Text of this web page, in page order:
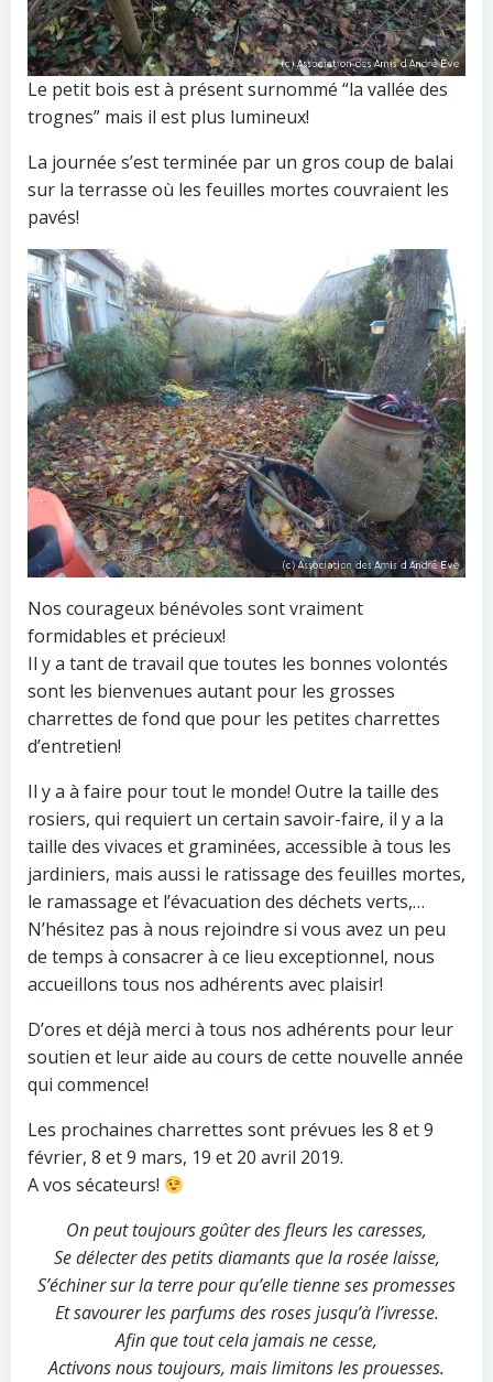
Le petit bois est à présent surnommé “la vallée des
trognes” mais il est plus lumineux!
La journée s’est terminée par un gros coup de balai
sur la terrasse où les feuilles mortes couvraient les
pavés!
Nos courageux bénévoles sont vraiment
formidables et précieux!
Il y a tant de travail que toutes les bonnes volontés
sont les bienvenues autant pour les grosses
charrettes de fond que pour les petites charrettes
d’entretien!
Il y a à faire pour tout le monde! Outre la taille des
rosiers, qui requiert un certain savoir-faire, il y a la
taille des vivaces et graminées, accessible à tous les
jardiniers, mais aussi le ratissage des feuilles mortes,
le ramassage et l’évacuation des déchets verts,…
N’hésitez pas à nous rejoindre si vous avez un peu
de temps à consacrer à ce lieu exceptionnel, nous
accueillons tous nos adhérents avec plaisir!
D’ores et déjà merci à tous nos adhérents pour leur
soutien et leur aide au cours de cette nouvelle année
qui commence!
Les prochaines charrettes sont prévues les 8 et 9
février, 8 et 9 mars, 19 et 20 avril 2019.
A vos sécateurs!
On peut toujours goûter des fleurs les caresses,
Se délecter des petits diamants que la rosée laisse,
S’échiner sur la terre pour qu’elle tienne ses promesses
Et savourer les parfums des roses jusqu’à l’ivresse.
Afin que tout cela jamais ne cesse,
Activons nous toujours, mais limitons les prouesses.